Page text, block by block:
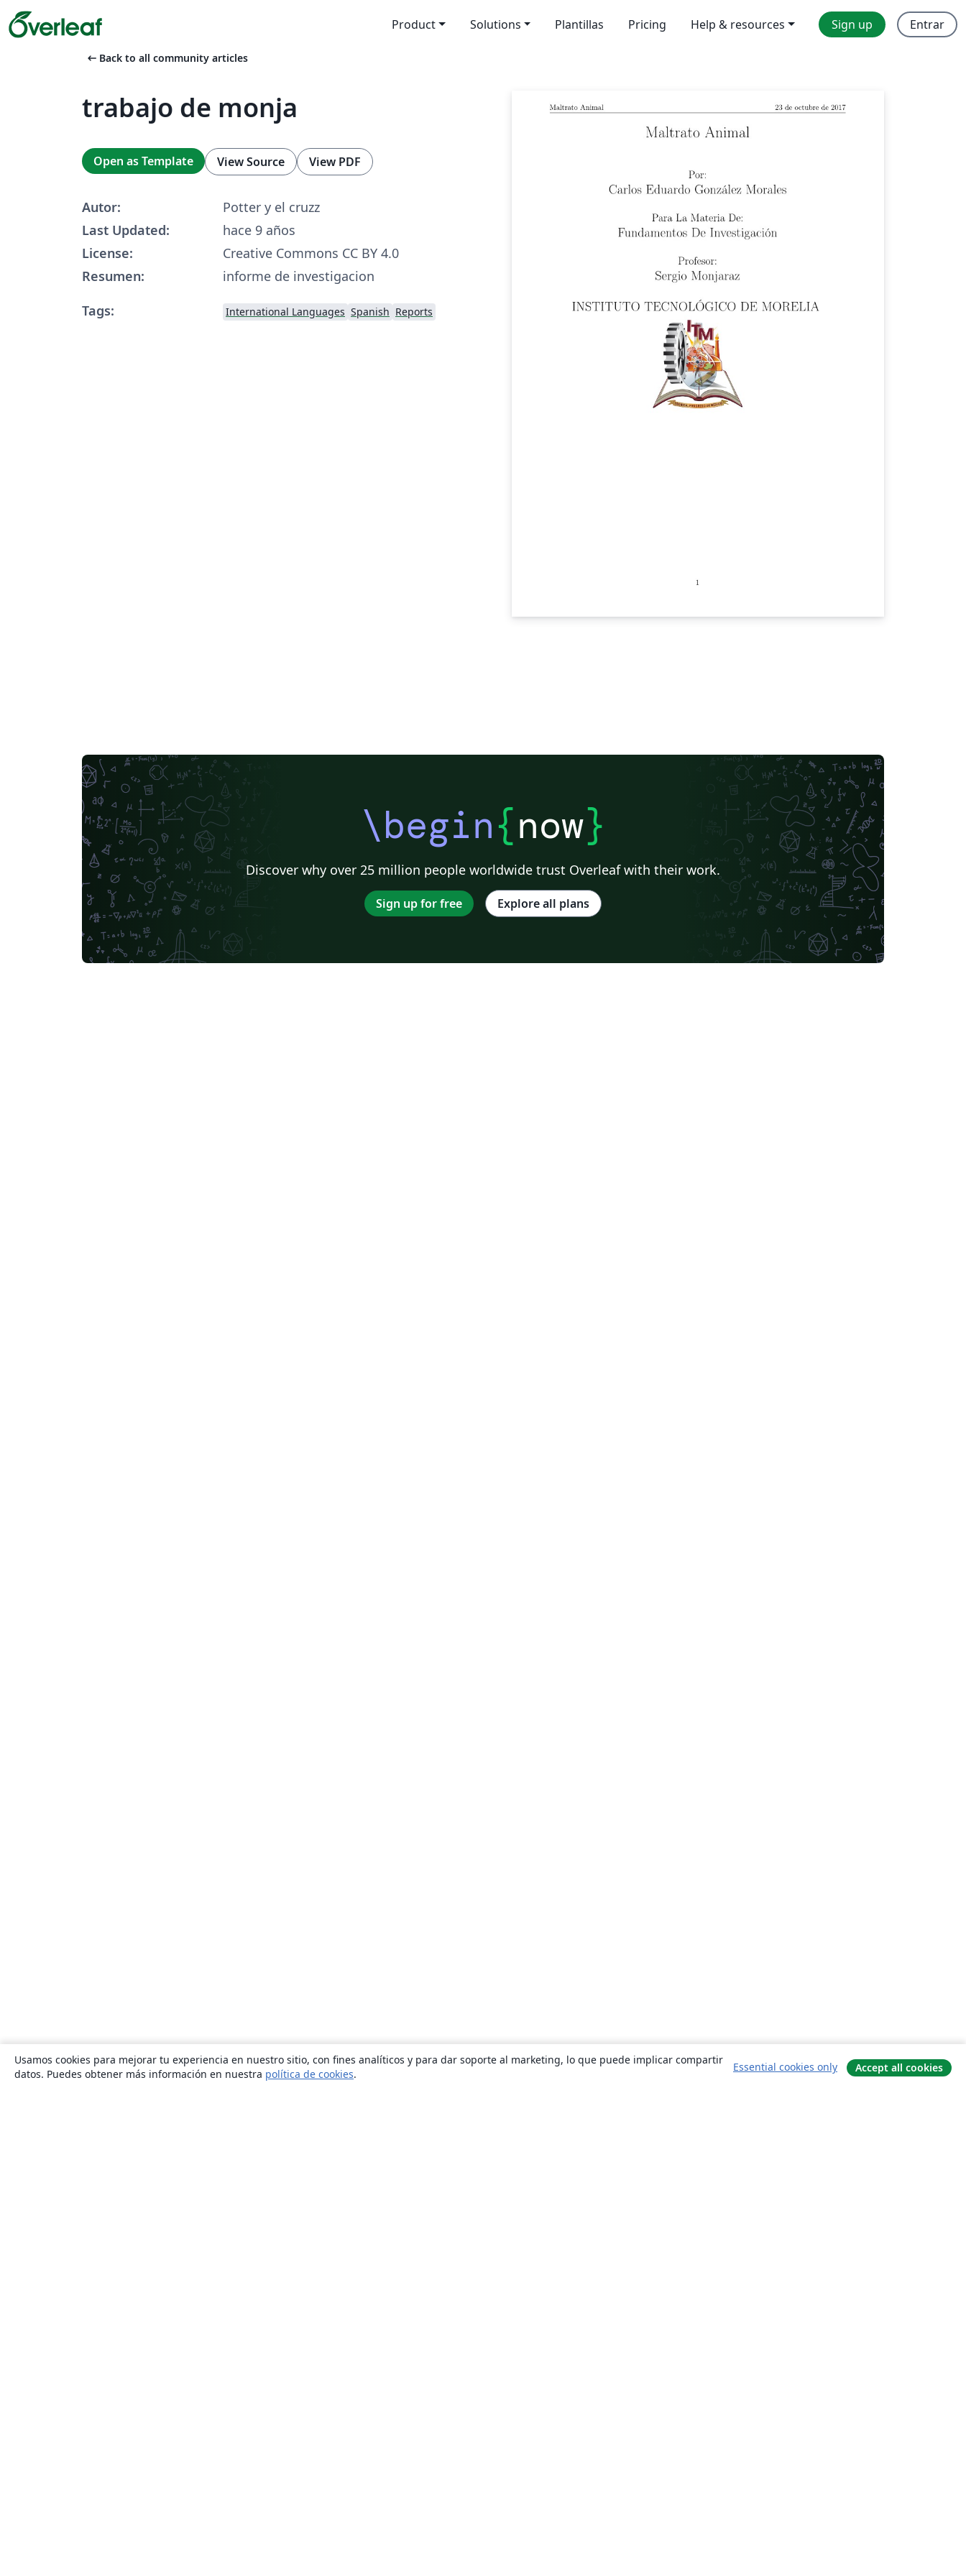
Product Solutions Plantillas Pricing Help & resources Sign up Entrar
arrow_left_alt Back to all community articles
trabajo de monja
Open as Template View Source View PDF
Autor:
Potter y el cruzz
Last Updated:
hace 9 años
License:
Creative Commons CC BY 4.0
Resumen:
informe de investigacion
Tags:
International Languages Spanish Reports
\begin{now}
Discover why over 25 million people worldwide trust Overleaf with their work.
Sign up for free Explore all plans
Usamos cookies para mejorar tu experiencia en nuestro sitio, con fines analíticos y para dar soporte al marketing, lo que puede implicar compartir
datos. Puedes obtener más información en nuestra política de cookies.
Essential cookies only Accept all cookies